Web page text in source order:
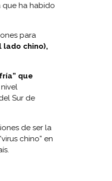
que ha habido
para
chino),
que
Sur de
de ser la
chino” en